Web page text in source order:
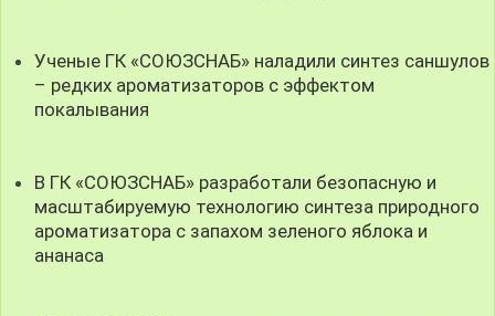
Ученые ГК «СОЮЗСНАБ» наладили синтез саншулов
– редких ароматизаторов с эффектом
покалывания
В ГК «СОЮЗСНАБ» разработали безопасную и
масштабируемую технологию синтеза природного
ароматизатора с запахом зеленого яблока и
ананаса